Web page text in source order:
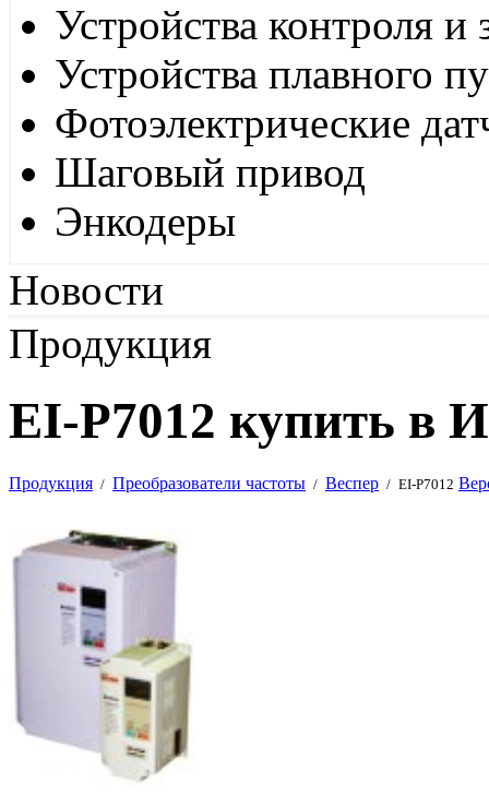
Устройства контроля
Устройства плавного
Фотоэлектрические
Шаговый привод
Энкодеры
Новости
Продукция
EI-P7012 купить в
Продукция / Преобразователи частоты / Веспер / EI-P7012